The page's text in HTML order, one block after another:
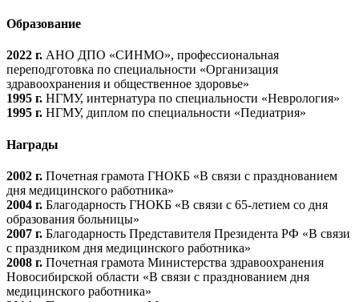
Образование
2022 г. АНО ДПО «СИНМО», профессиональная
переподготовка по специальности «Организация
здравоохранения и общественное здоровье»
1995 г. НГМУ, интернатура по специальности «Неврология»
1995 г. НГМУ, диплом по специальности «Педиатрия»
Награды
2002 г. Почетная грамота ГНОКБ «В связи с празднованием
дня медицинского работника»
2004 г. Благодарность ГНОКБ «В связи с 65-летием со дня
образования больницы»
2007 г. Благодарность Представителя Президента РФ «В связи
с праздником дня медицинского работника»
2008 г. Почетная грамота Министерства здравоохранения
Новосибирской области «В связи с празднованием дня
медицинского работника»